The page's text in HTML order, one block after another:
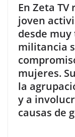
En Zeta
joven
desde
militancia
mujeres.
la
y a
causas de